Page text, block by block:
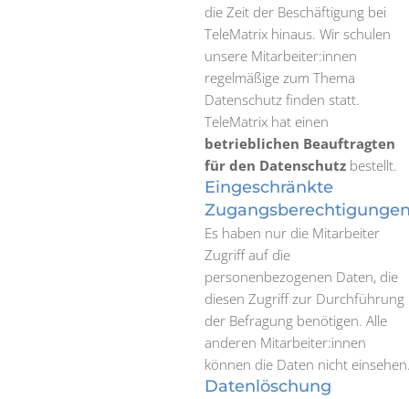
die Zeit der Beschäftigung bei
TeleMatrix hinaus. Wir schulen
unsere Mitarbeiter:innen
regelmäßige zum Thema
Datenschutz finden statt.
TeleMatrix hat einen
betrieblichen Beauftragten
für den Datenschutzbestellt.
Eingeschränkte
Es haben nur die Mitarbeiter
Zugriff auf die
personenbezogenen Daten, die
diesen Zugriff zur Durchführung
der Befragung benötigen. Alle
anderen Mitarbeiter:innen
können die Daten nicht
Datenlöschung